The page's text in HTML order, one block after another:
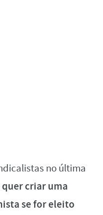
no última
quer criar uma
se for eleito